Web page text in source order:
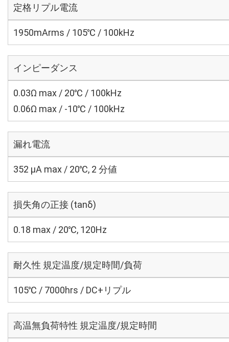
定格リプル電流
1950mArms / 105℃ / 100kHz
インピーダンス
0.03Ω max / 20℃ / 100kHz
0.06Ω max / -10℃ / 100kHz
漏れ電流
352 μA max / 20℃, 2 分値
損失角の正接 (tanδ)
0.18 max / 20℃, 120Hz
耐久性 規定温度/規定時間/負荷
105℃ / 7000hrs / DC+リプル
高温無負荷特性 規定温度/規定時間